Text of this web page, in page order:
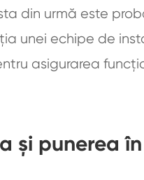
din urmă este
unei echipe de
asigurarea
și punerea